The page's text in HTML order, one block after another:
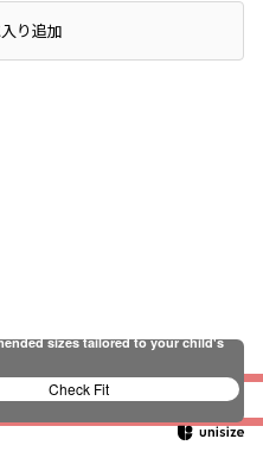
り追加
sizes tailored to your child's
Check Fit